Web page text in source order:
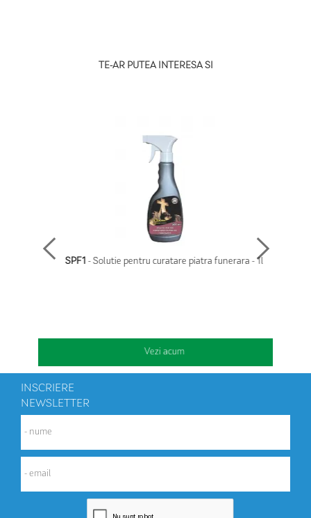
TE-AR PUTEA INTERESA SI
SPF1- Solutie pentru curatare piatra funerara - 1l
Vezi acum
INSCRIERE
NEWSLETTER